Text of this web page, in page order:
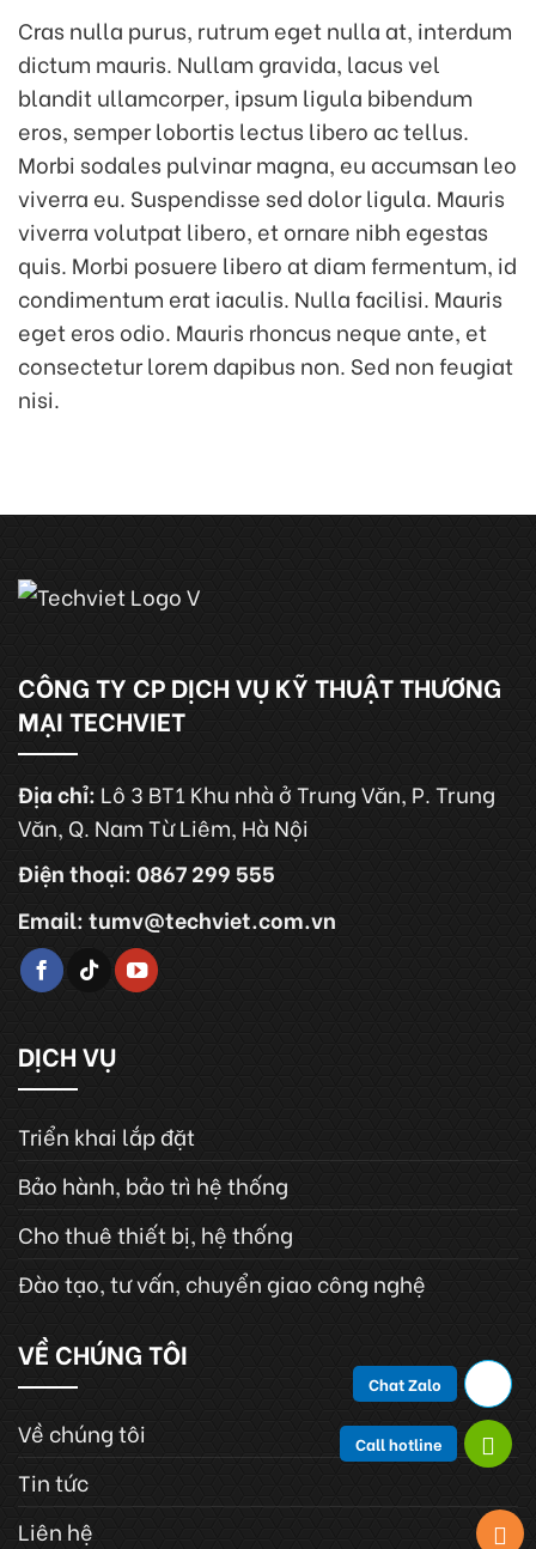
Cras nulla purus, rutrum eget nulla at, interdum
dictum mauris. Nullam gravida, lacus vel
blandit ullamcorper, ipsum ligula bibendum
eros, semper lobortis lectus libero ac tellus.
Morbi sodales pulvinar magna, eu accumsan leo
viverra eu. Suspendisse sed dolor ligula. Mauris
viverra volutpat libero, et ornare nibh egestas
quis. Morbi posuere libero at diam fermentum, id
condimentum erat iaculis. Nulla facilisi. Mauris
eget eros odio. Mauris rhoncus neque ante, et
consectetur lorem dapibus non. Sed non feugiat
nisi.
CÔNG TY CP DỊCH VỤ KỸ THUẬT THƯƠNG
MẠI TECHVIET
Địa chỉ: Lô 3 BT1 Khu nhà ở Trung Văn, P. Trung
Văn, Q. Nam Từ Liêm, Hà Nội
Điện thoại: 0867 299 555
Email: tumv@techviet.com.vn
DỊCH VỤ
Triển khai lắp đặt
Bảo hành, bảo trì hệ thống
Cho thuê thiết bị, hệ thống
Đào tạo, tư vấn, chuyển giao công nghệ
VỀ CHÚNG TÔI
Về chúng tôi
Tin tức
Liên hệ
Chat Zalo
Call hotline